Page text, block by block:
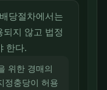
당절차에서는
지 않고 법정
한다.
위한 경매의
정충당이 허용